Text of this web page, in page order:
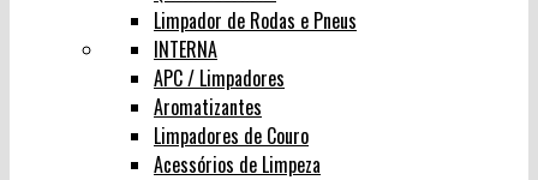
Limpador de Rodas e Pneus
INTERNA
APC / Limpadores
Aromatizantes
Limpadores de Couro
Acessórios de Limpeza